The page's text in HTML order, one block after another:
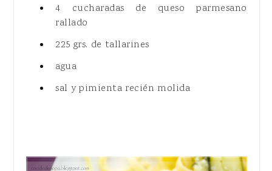
4 cucharadas de queso parmesano
rallado
225 grs. de tallarines
agua
sal y pimienta recién molida